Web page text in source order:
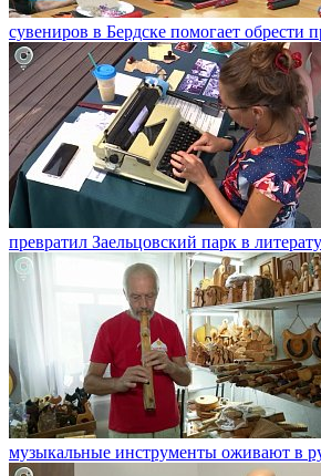
сувениров в Бердске помогает обрести
превратил Заельцовский парк в
музыкальные инструменты оживают в